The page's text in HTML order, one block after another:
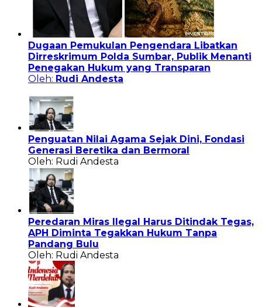
Dugaan Pemukulan Pengendara Libatkan
Dirreskrimum Polda Sumbar, Publik Menanti
Penegakan Hukum yang Transparan
Oleh: Rudi Andesta
Penguatan Nilai Agama Sejak Dini, Fondasi
Generasi Beretika dan Bermoral
Oleh: Rudi Andesta
Peredaran Miras Ilegal Harus Ditindak Tegas,
APH Diminta Tegakkan Hukum Tanpa
Pandang Bulu
Oleh: Rudi Andesta